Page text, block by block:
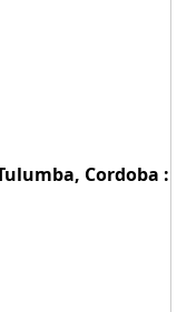
Cordoba :